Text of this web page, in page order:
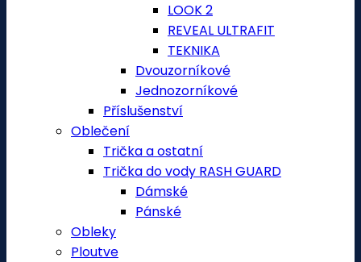
LOOK 2
REVEAL ULTRAFIT
TEKNIKA
Dvouzorníkové
Jednozorníkové
Příslušenství
Oblečení
Trička a ostatní
Trička do vody RASH GUARD
Dámské
Pánské
Obleky
Ploutve